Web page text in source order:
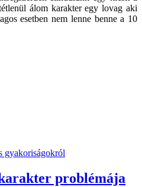
álom karakter egy lovag aki
esetben nem lenne benne a 10
gyakoriságokról
problémája